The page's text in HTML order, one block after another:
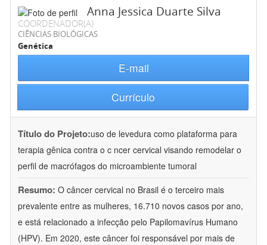
Anna Jessica Duarte Silva
COORDENADOR(A)
CIÊNCIAS BIOLÓGICAS
Genética
E-mail
Currículo
Título do Projeto:uso de levedura como plataforma para
terapia gênica contra o c ncer cervical visando remodelar o
perfil de macrófagos do microambiente tumoral
Resumo: O câncer cervical no Brasil é o terceiro mais
prevalente entre as mulheres, 16.710 novos casos por ano,
e está relacionado a infecção pelo Papilomavírus Humano
(HPV). Em 2020, este câncer foi responsável por mais de